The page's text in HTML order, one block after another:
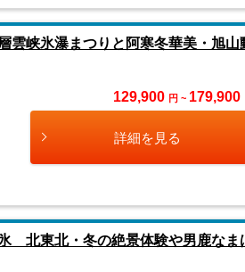
雲峡氷瀑まつりと阿寒冬華美・旭山
129,900 円 ~ 179,900
詳細を見る
北東北・冬の絶景体験や男鹿なま